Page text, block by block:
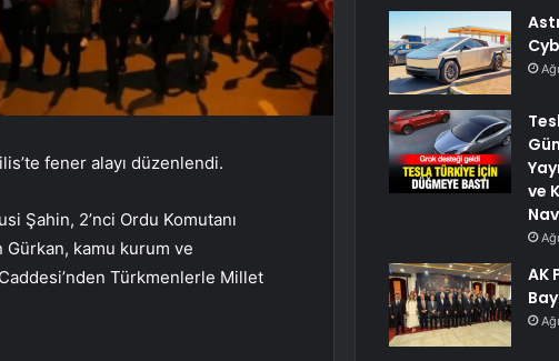
fener alayı düzenlendi.
Şahin, 2’nci Ordu Komutanı
kamu kurum ve
Türkmenlerle Millet
ve
AK